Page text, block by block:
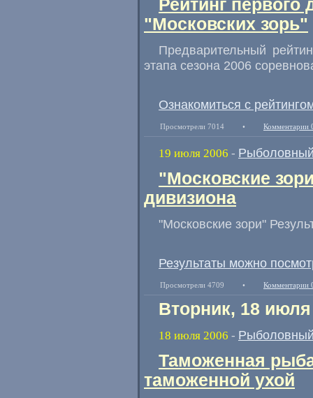
Рейтинг
"Московских зорь"
Предварительный
этапа сезона 2006
Ознакомиться с
Просмотрели 7014 • Комментарии
19 июля 2006 -
"Московские
дивизиона
"Московские зори"
Результаты можно
Просмотрели 4709 • Комментарии
Вторник, 18 июля
18 июля 2006 -
Таможенная
таможенной ухой